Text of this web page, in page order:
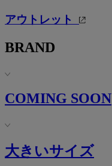
アウトレット
BRAND
COMING SOON
大きいサイズ